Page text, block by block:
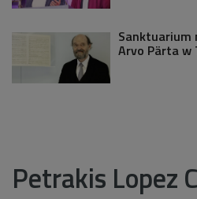
Sanktuarium
Arvo Pärta w
Petrakis Lopez